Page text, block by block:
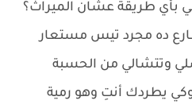
بأي طريقة عشان الميراث؟
ده مجرد تيس مستعار
وتتشالي من الحسبة
يطردك أنتِ وهو رمية